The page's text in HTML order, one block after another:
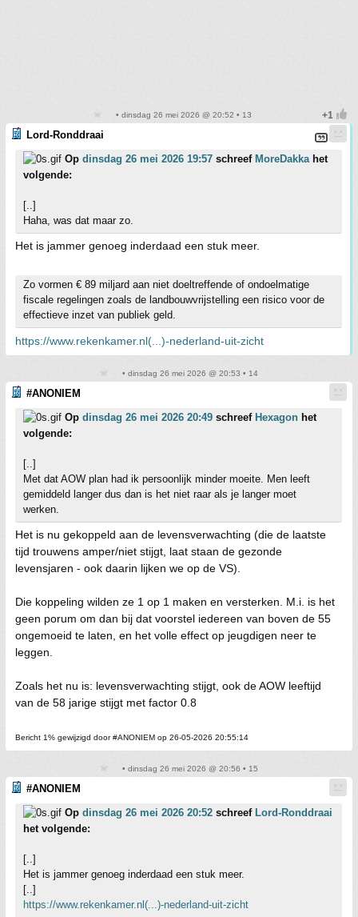
• dinsdag 26 mei 2026 @ 20:52 • 13
Lord-Ronddraai
Op dinsdag 26 mei 2026 19:57 schreef MoreDakkahet
volgende:
[..]
Haha, was dat maar zo.
Het is jammer genoeg inderdaad een stuk meer.
Zo vormen € 89 miljard aan niet doeltreffende of ondoelmatige
fiscale regelingen zoals de landbouwvrijstelling een risico voor de
effectieve inzet van publiek geld.
https://www.rekenkamer.nl(...)-nederland-uit-zicht
• dinsdag 26 mei 2026 @ 20:53 • 14
#ANONIEM
Op dinsdag 26 mei 2026 20:49 schreef Hexagon het
volgende:
[..]
Met dat AOW plan had ik persoonlijk minder moeite. Men leeft
gemiddeld langer dus dan is het niet raar als je langer moet
werken.
Het is nu gekoppeld aan de levensverwachting (die de laatste
tijd trouwens amper/niet stijgt, laat staan de gezonde
levensjaren - ook daarin lijken we op de VS).
Die koppeling wilden ze 1 op 1 maken en versterken. M.i. is het
geen porum om dan bij dat voorstel iedereen van boven de 55
ongemoeid te laten, en het volle effect op jeugdigen neer te
leggen.
Zoals het nu is: levensverwachting stijgt, ook de AOW leeftijd
van de 58 jarige stijgt met factor 0.8
Bericht 1% gewijzigd door #ANONIEM op 26-05-2026 20:55:14
• dinsdag 26 mei 2026 @ 20:56 • 15
#ANONIEM
Op dinsdag 26 mei 2026 20:52 schreef Lord-Ronddraai
het volgende:
[..]
Het is jammer genoeg inderdaad een stuk meer.
[..]
https://www.rekenkamer.nl(...)-nederland-uit-zicht